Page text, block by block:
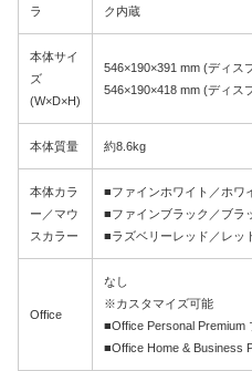
ラ ク内蔵
本体サイ
ズ
(W×D×H)
546×190×391 mm (ディス
546×190×418 mm (ディス
本体質量 約8.6kg
本体カラ
ー／マウ
スカラー
■ファインホワイト／ホワ
■ファインブラック／ブラ
■ラズベリーレッド／レッ
Office
なし
※カスタマイズ可能
■Office Personal Premium
■Office Home & Business